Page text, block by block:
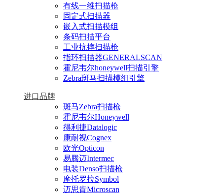
有线一维扫描枪
固定式扫描器
嵌入式扫描模组
条码扫描平台
工业抗摔扫描枪
指环扫描器GENERALSCAN
霍尼韦尔honeywell扫描引擎
Zebra斑马扫描模组引擎
进口品牌
斑马Zebra扫描枪
霍尼韦尔Honeywell
得利捷Datalogic
康耐视Cognex
欧光Opticon
易腾迈Intermec
电装Denso扫描枪
摩托罗拉Symbol
迈思肯Microscan